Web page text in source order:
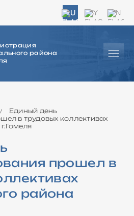
RU BY EN
района
/
Единый день
в трудовых коллективах
прошел в
района